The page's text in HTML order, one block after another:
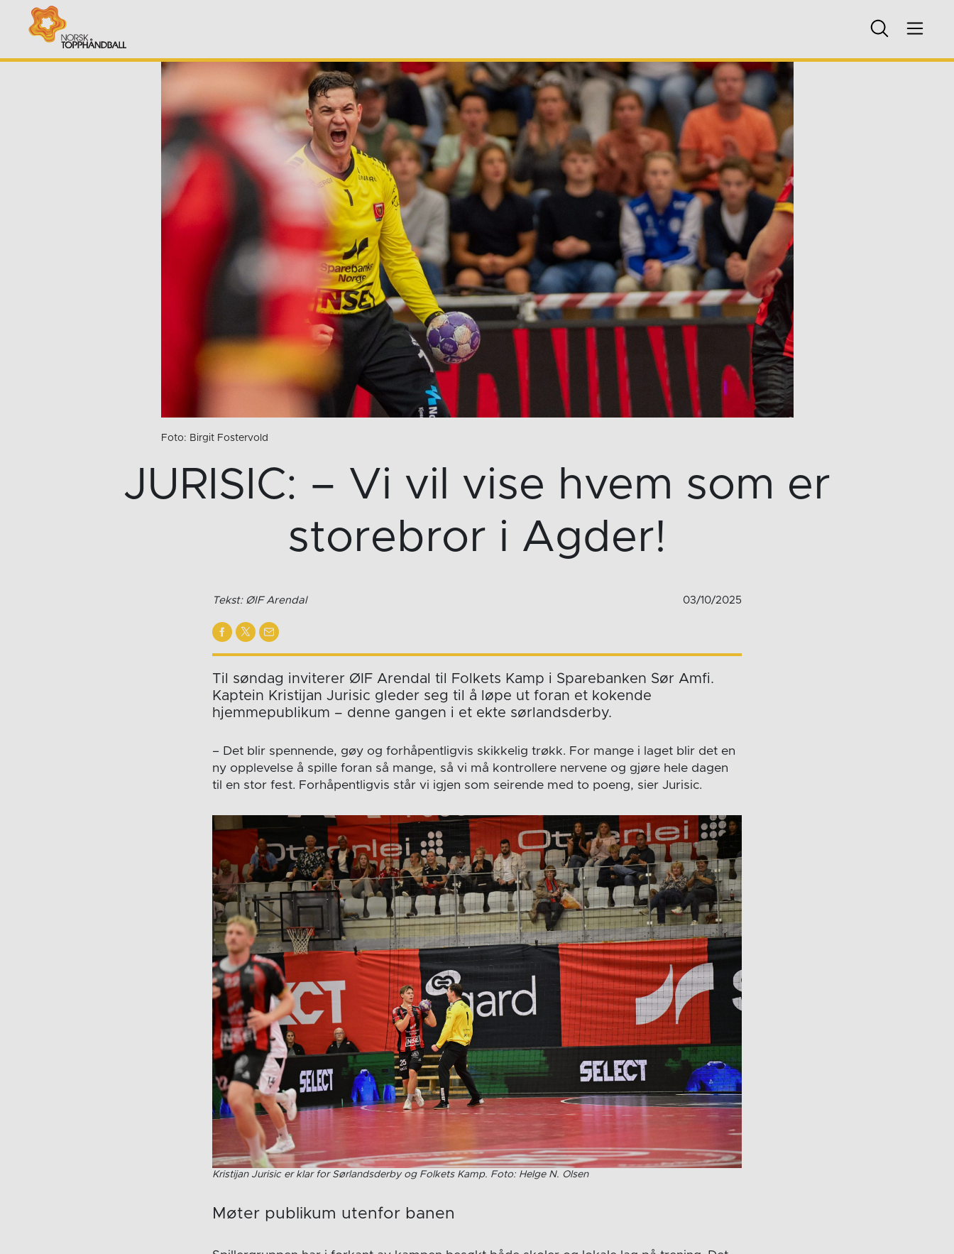
Foto: Birgit Fostervold
JURISIC: – Vi vil vise hvem som er
storebror i Agder!
Tekst: ØIF Arendal 03/10/2025
Til søndag inviterer ØIF Arendal til Folkets Kamp i Sparebanken Sør Amfi.
Kaptein Kristijan Jurisic gleder seg til å løpe ut foran et kokende
hjemmepublikum – denne gangen i et ekte sørlandsderby.
– Det blir spennende, gøy og forhåpentligvis skikkelig trøkk. For mange i laget blir det en
ny opplevelse å spille foran så mange, så vi må kontrollere nervene og gjøre hele dagen
til en stor fest. Forhåpentligvis står vi igjen som seirende med to poeng, sier Jurisic.
Kristijan Jurisic er klar for Sørlandsderby og Folkets Kamp. Foto: Helge N. Olsen
Møter publikum utenfor banen